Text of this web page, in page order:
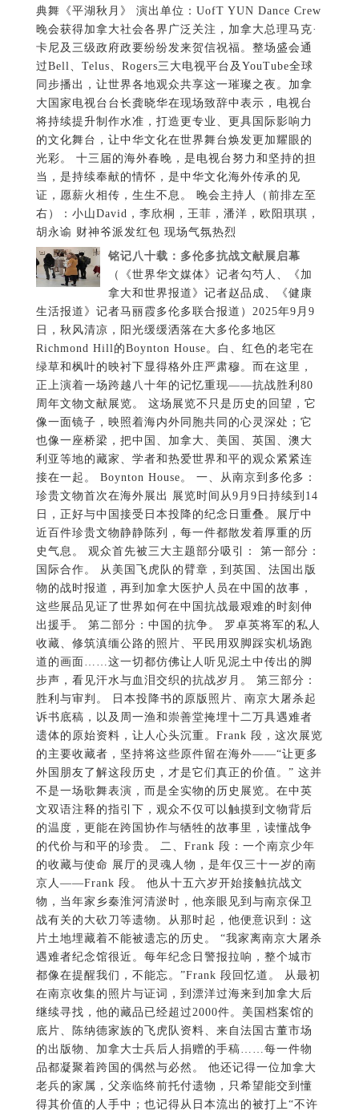
典舞《平湖秋月》 演出单位：UofT YUN Dance Crew
晚会获得加拿大社会各界广泛关注，加拿大总理马克·
卡尼及三级政府政要纷纷发来贺信祝福。整场盛会通
过Bell、Telus、Rogers三大电视平台及YouTube全球
同步播出，让世界各地观众共享这一璀璨之夜。加拿
大国家电视台台长龚晓华在现场致辞中表示，电视台
将持续提升制作水准，打造更专业、更具国际影响力
的文化舞台，让中华文化在世界舞台焕发更加耀眼的
光彩。 十三届的海外春晚，是电视台努力和坚持的担
当，是持续奉献的情怀，是中华文化海外传承的见
证，愿薪火相传，生生不息。 晚会主持人（前排左至
右）：小山David，李欣桐，王菲，潘洋，欧阳琪琪，
胡永谕 财神爷派发红包 现场气氛热烈
铭记八十载：多伦多抗战文献展启幕
（《世界华文媒体》记者勾芍人、《加
拿大和世界报道》记者赵品成、《健康
生活报道》记者马丽霞多伦多联合报道）2025年9月9
日，秋风清凉，阳光缓缓洒落在大多伦多地区
Richmond Hill的Boynton House。白、红色的老宅在
绿草和枫叶的映衬下显得格外庄严肃穆。而在这里，
正上演着一场跨越八十年的记忆重现——抗战胜利80
周年文物文献展览。 这场展览不只是历史的回望，它
像一面镜子，映照着海内外同胞共同的心灵深处；它
也像一座桥梁，把中国、加拿大、美国、英国、澳大
利亚等地的藏家、学者和热爱世界和平的观众紧紧连
接在一起。 Boynton House。 一、从南京到多伦多：
珍贵文物首次在海外展出 展览时间从9月9日持续到14
日，正好与中国接受日本投降的纪念日重叠。展厅中
近百件珍贵文物静静陈列，每一件都散发着厚重的历
史气息。 观众首先被三大主题部分吸引： 第一部分：
国际合作。 从美国飞虎队的臂章，到英国、法国出版
物的战时报道，再到加拿大医护人员在中国的故事，
这些展品见证了世界如何在中国抗战最艰难的时刻伸
出援手。 第二部分：中国的抗争。 罗卓英将军的私人
收藏、修筑滇缅公路的照片、平民用双脚踩实机场跑
道的画面……这一切都仿佛让人听见泥土中传出的脚
步声，看见汗水与血泪交织的抗战岁月。 第三部分：
胜利与审判。 日本投降书的原版照片、南京大屠杀起
诉书底稿，以及周一渔和崇善堂掩埋十二万具遇难者
遗体的原始资料，让人心头沉重。Frank 段，这次展览
的主要收藏者，坚持将这些原件留在海外——“让更多
外国朋友了解这段历史，才是它们真正的价值。” 这并
不是一场歌舞表演，而是全实物的历史展览。在中英
文双语注释的指引下，观众不仅可以触摸到文物背后
的温度，更能在跨国协作与牺牲的故事里，读懂战争
的代价与和平的珍贵。 二、Frank 段：一个南京少年
的收藏与使命 展厅的灵魂人物，是年仅三十一岁的南
京人——Frank 段。 他从十五六岁开始接触抗战文
物，当年家乡秦淮河清淤时，他亲眼见到与南京保卫
战有关的大砍刀等遗物。从那时起，他便意识到：这
片土地埋藏着不能被遗忘的历史。 “我家离南京大屠杀
遇难者纪念馆很近。每年纪念日警报拉响，整个城市
都像在提醒我们，不能忘。”Frank 段回忆道。 从最初
在南京收集的照片与证词，到漂洋过海来到加拿大后
继续寻找，他的藏品已经超过2000件。美国档案馆的
底片、陈纳德家族的飞虎队资料、来自法国古董市场
的出版物、加拿大士兵后人捐赠的手稿……每一件物
品都凝聚着跨国的偶然与必然。 他还记得一位加拿大
老兵的家属，父亲临终前托付遗物，只希望能交到懂
得其价值的人手中；也记得从日本流出的被打上“不许